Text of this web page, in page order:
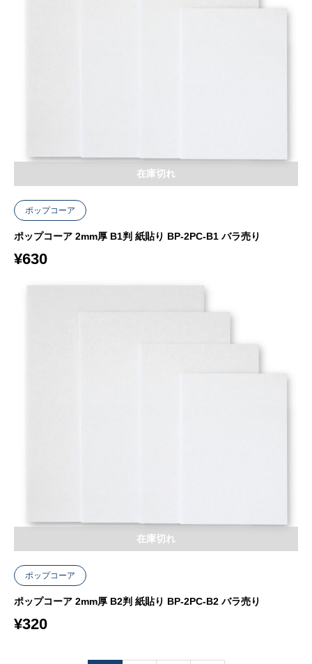
ポップコーア
ポップコーア 2mm厚 B1判 紙貼り BP-2PC-B1 バラ売り
¥630
在庫切れ
ポップコーア
ポップコーア 2mm厚 B2判 紙貼り BP-2PC-B2 バラ売り
¥320
在庫切れ